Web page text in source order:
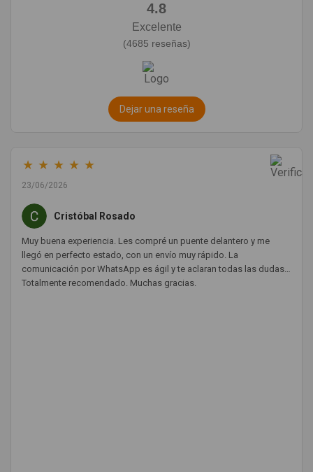
4.8
Excelente
(4685 reseñas)
Dejar una reseña
★ ★ ★ ★ ★
23/06/2026
Cristóbal Rosado
Muy buena experiencia. Les compré un puente delantero y me
llegó en perfecto estado, con un envío muy rápido. La
comunicación por WhatsApp es ágil y te aclaran todas las dudas.
Totalmente recomendado. Muchas gracias.